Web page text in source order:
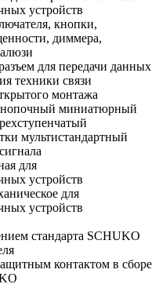
устройств
кнопки,
диммера,
для передачи данных
техники связи
монтажа
миниатюрный
мультистандартный
для
устройств
для
устройств
стандарта SCHUKO
контактом в сборе